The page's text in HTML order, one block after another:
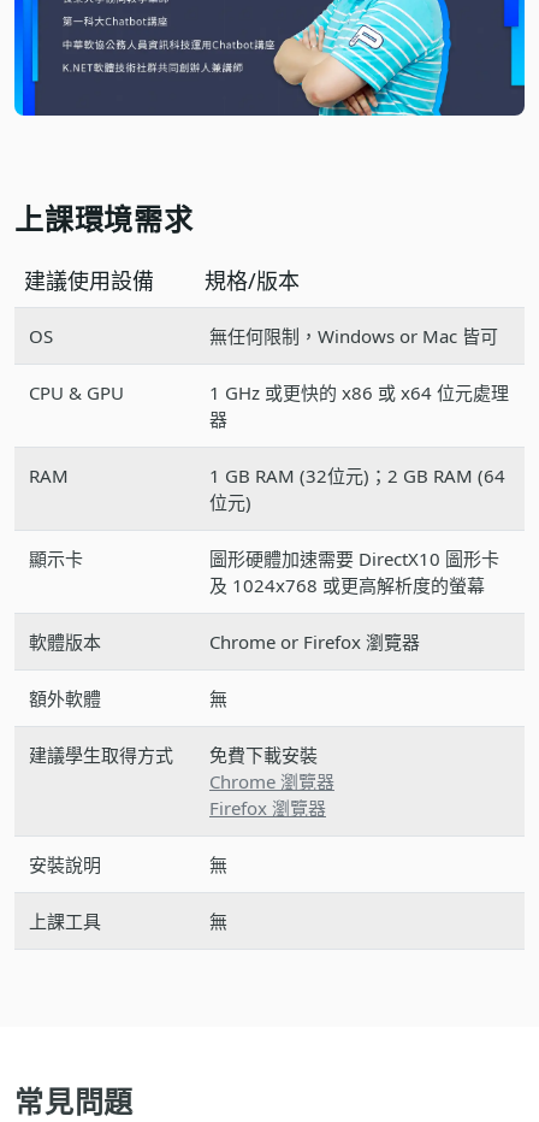
上課環境需求
建議使用設備 規格/版本
OS 無任何限制，Windows or Mac 皆可
CPU & GPU
1 GHz 或更快的 x86 或 x64 位元處理
器
RAM
1 GB RAM (32位元)；2 GB RAM (64
位元)
顯示卡
圖形硬體加速需要 DirectX10 圖形卡
及 1024x768 或更高解析度的螢幕
軟體版本 Chrome or Firefox 瀏覽器
額外軟體 無
建議學生取得方式
免費下載安裝
Chrome 瀏覽器
Firefox 瀏覽器
安裝說明 無
上課工具 無
常見問題